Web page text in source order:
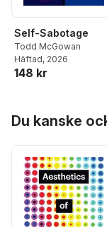
Self-Sabotage
Todd McGowan
Häftad, 2026
148 kr
Du kanske